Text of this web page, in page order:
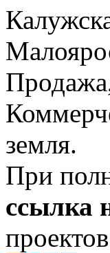
земля.
При
ссылка